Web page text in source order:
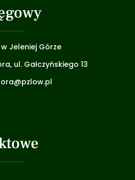
Jeleniej Górze
ul. Gałczyńskiego 13